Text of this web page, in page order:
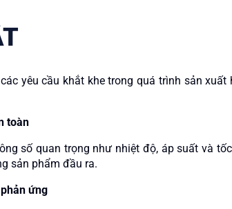
yêu cầu khắt khe trong quá trình sản
toàn
số quan trọng như nhiệt độ, áp suất và
sản phẩm đầu ra.
ứng